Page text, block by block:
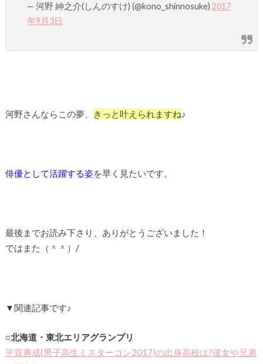
— 河野 紳之介(しんのすけ) (@kono_shinnosuke)2017
年9月3日
河野さんならこの夢、 きっと叶えられますね♪
俳優として活躍する姿を早く見たいです。
最後までお読み下さり、ありがとうございました！
ではまた（＾＾）/
▼関連記事です♪
○北海道・東北エリアグランプリ
平賀勇成(男子高生ミスターコン2017)の出身高校は?彼女や兄弟